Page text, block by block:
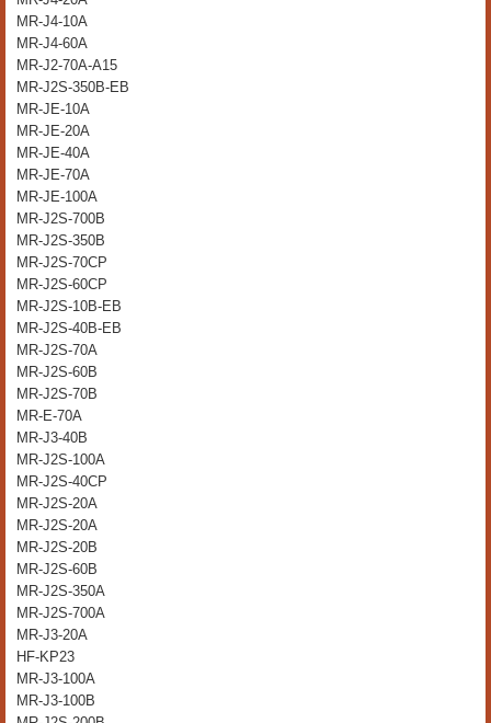
MR-J4-10A
MR-J4-60A
MR-J2-70A-A15
MR-J2S-350B-EB
MR-JE-10A
MR-JE-20A
MR-JE-40A
MR-JE-70A
MR-JE-100A
MR-J2S-700B
MR-J2S-350B
MR-J2S-70CP
MR-J2S-60CP
MR-J2S-10B-EB
MR-J2S-40B-EB
MR-J2S-70A
MR-J2S-60B
MR-J2S-70B
MR-E-70A
MR-J3-40B
MR-J2S-100A
MR-J2S-40CP
MR-J2S-20A
MR-J2S-20A
MR-J2S-20B
MR-J2S-60B
MR-J2S-350A
MR-J2S-700A
MR-J3-20A
HF-KP23
MR-J3-100A
MR-J3-100B